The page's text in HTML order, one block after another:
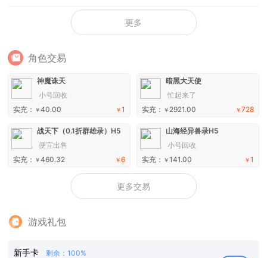
更多
角色交易
神魔诛天
小号回收
￥1
实充： ￥40.00
暗黑大天使
忙起来了
￥728
实充： ￥ 2921.00
战天下（0.1折群雄录）H5
便宜出售
￥6
实充： ￥460.32
山海经异兽录H5
小号回收
￥1
实充： ￥141.00
更多交易
游戏礼包
新手卡
剩余：100%